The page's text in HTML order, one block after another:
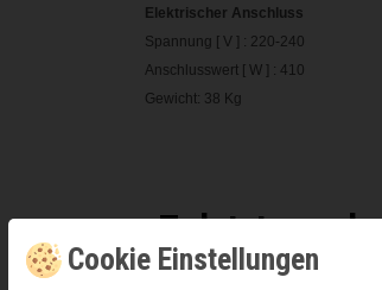
Elektrischer Anschluss
Spannung [ V ] : 220-240
Anschlusswert [ W ] : 410
Gewicht: 38 Kg
Zuletzt
Cookie Einstellungen